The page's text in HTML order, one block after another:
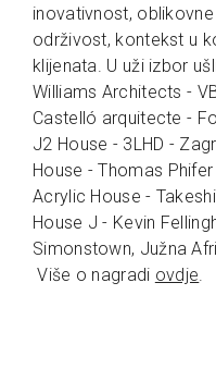
inovativnost,
održivost, kontekst u
klijenata. U uži izbor
Williams Architects -
Castelló arquitecte -
J2 House - 3LHD -
House - Thomas
Acrylic House -
House J - Kevin
Simonstown, Južna
Više o nagradi ovdje.